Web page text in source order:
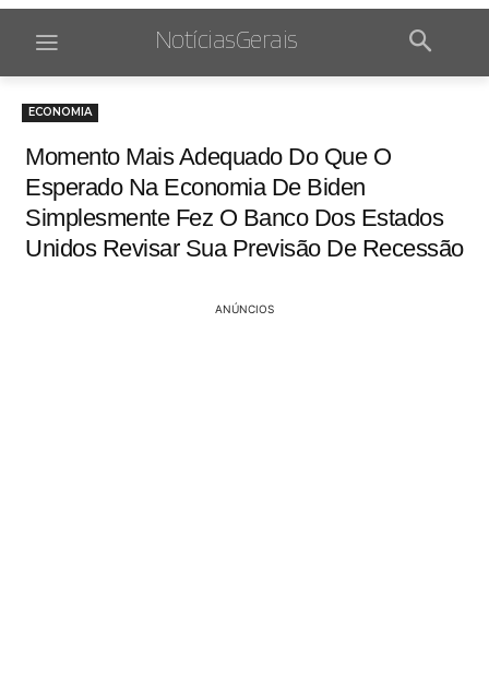
NotíciasGerais
ECONOMIA
Momento Mais Adequado Do Que O
Esperado Na Economia De Biden
Simplesmente Fez O Banco Dos Estados
Unidos Revisar Sua Previsão De Recessão
ANÚNCIOS